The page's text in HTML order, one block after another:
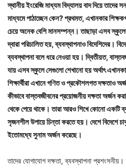
স্থানীয় ইংরেজি মাধ্যম বিদ্যালয় বাদ দিয়ে
মাধ্যমে পাঠাচ্ছেন কেন? প্রথমত, এখানকার
চেয়ে অনেক বেশি মানসম্পন্ন। তাছাড়া এসব
দ্বারা পরিচালিত হয়, ব্যবস্থাপনাও বিদেশিদের।
ব্যবস্থাপনা বলে ধরে নেওয়া হয়। দ্বিতীয়ত,
যায় এসব স্কুলে সেগুলো শেখানো হয় অর্থাৎ
শিক্ষার্থীরা এখানে গণিত ও প্রকৌশলগত দক্ষতাও
কীভাবে বাস্তবজীবনের প্রয়োজনীয় দক্ষতা অর্জন করা
থেকে পেয়ে থাকে। তারা আরও শিখে কোনো একটি
সৃজনশীল উপায়ে চিন্তা করতে হয়। দেশে বিদেশে
ইতোমধ্যে সুনাম অর্জন করেছে।
তাদের যোগাযোগ দক্ষতা, ব্যবস্থাপনা